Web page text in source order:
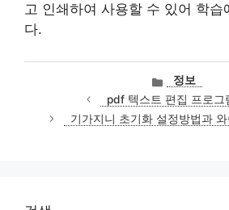
고 인쇄하여 사용할 수 있어 학습
다.
카
테
고
리
정보
pdf 텍스트 편집 프로그
기가지니 초기화 설정방법과